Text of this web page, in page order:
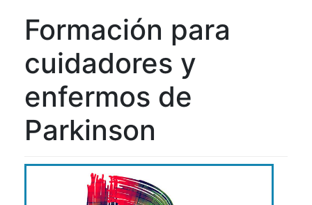
Formación para
cuidadores y
enfermos de
Parkinson